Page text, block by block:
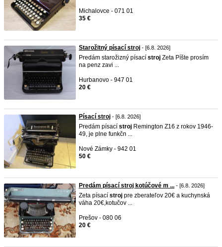
Michalovce - 071 01
35 €
Starožitný písací stroj - [6.8. 2026]
Predám starožizný písací stroj Zeta Píšte prosím
na penz zavi ...
Hurbanovo - 947 01
20 €
Písací stroj - [6.8. 2026]
Predám písací stroj Remington Z16 z rokov 1946-
49, je plne funkčn ...
Nové Zámky - 942 01
50 €
Predám písací stroj kotúčové m ... - [6.8. 2026]
Zeta písací stroj pre zberateľov 20€ a kuchynská
váha 20€,kotučov ...
Prešov - 080 06
20 €